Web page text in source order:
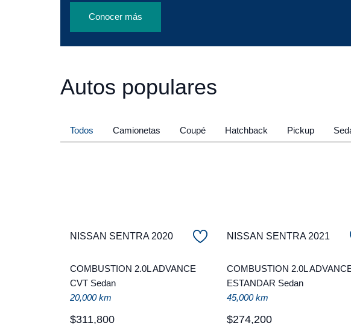
Conocer más
Autos populares
Todos Camionetas Coupé Hatchback Pickup
NISSAN SENTRA 2020
COMBUSTION 2.0L ADVANCE
CVT Sedan
20,000 km
$311,800
NISSAN SENTRA 2021
COMBUSTION 2.0L
ESTANDAR Sedan
45,000 km
$274,200